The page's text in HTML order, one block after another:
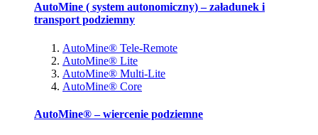
AutoMine ( system autonomiczny) – załadunek i
transport podziemny
AutoMine® Tele-Remote
AutoMine® Lite
AutoMine® Multi-Lite
AutoMine® Core
AutoMine® – wiercenie podziemne